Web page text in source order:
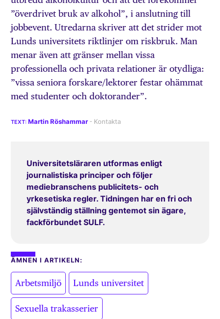
”överdrivet bruk av alkohol”, i anslutning till
jobbevent. Utredarna skriver att det strider mot
Lunds universitets riktlinjer om riskbruk. Man
menar även att gränser mellan vissa
professionella och privata relationer är otydliga:
”vissa seniora forskare/lektorer festar ohämmat
med studenter och doktorander”.
Martin Röshammar
Universitetsläraren utformas enligt
journalistiska principer och följer
mediebranschens publicitets- och
yrkesetiska regler. Tidningen har en fri och
självständig ställning gentemot sin ägare,
fackförbundet SULF.
ÄMNEN I ARTIKELN:
Arbetsmiljö Lunds universitet
Sexuella trakasserier